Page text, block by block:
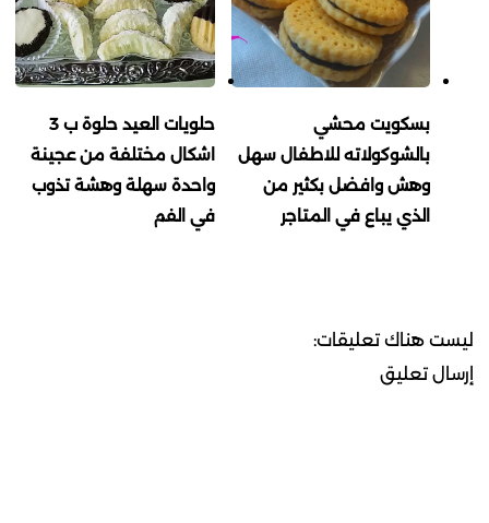
بسكويت محشي
بالشوكولاته للاطفال سهل
وهش وافضل بكثير من
الذي يباع في المتاجر
حلويات العيد حلوة ب 3
اشكال مختلفة من عجينة
واحدة سهلة وهشة تذوب
في الفم
ليست هناك تعليقات:
إرسال تعليق